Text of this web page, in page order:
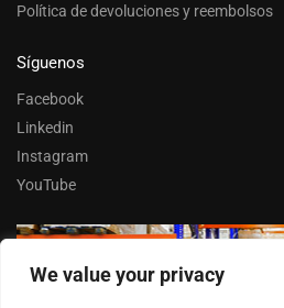
We value your privacy
Política de devoluciones y reembolsos
Síguenos
Facebook
Linkedin
Instagram
YouTube
Trabaja con